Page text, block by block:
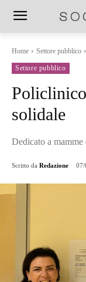
Home Settore pubblico
Settore pubblico
solidale
Dedicato a
Scritto da Redazione 07/